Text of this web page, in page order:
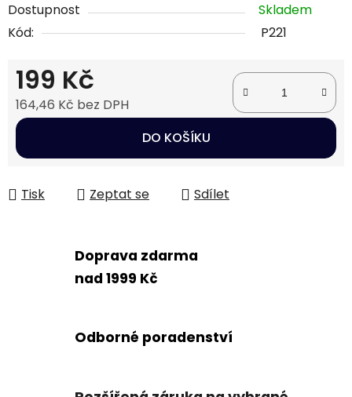
Dostupnost
Skladem
Kód:
P221
199 Kč
164,46 Kč bez DPH
Měrná cena:
DO KOŠÍKU
Tisk Zeptat se Sdílet
Doprava zdarma
nad 1999 Kč
Odborné poradenství